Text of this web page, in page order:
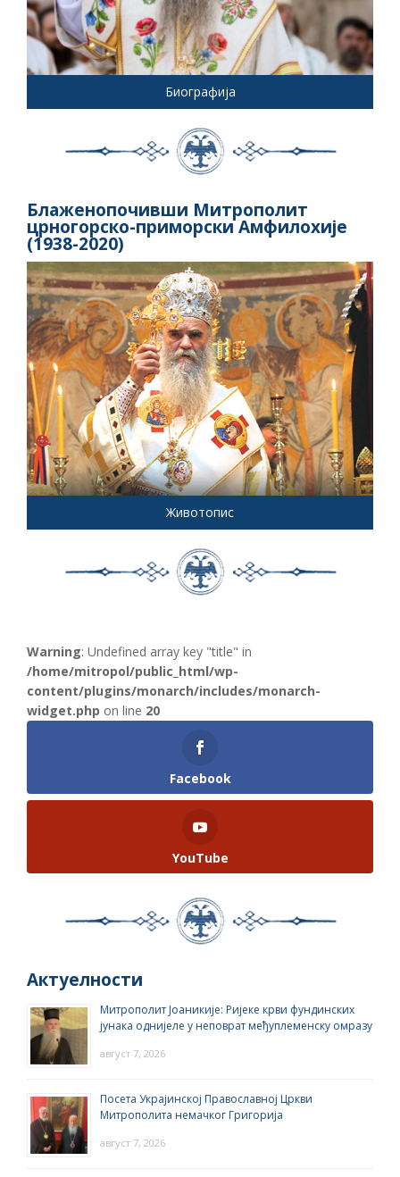
Биографија
Блаженопочивши Митрополит
црногорско-приморски Амфилохије
(1938-2020)
Животопис
Warning: Undefined array key "title" in
/home/mitropol/public_html/wp-
content/plugins/monarch/includes/monarch-
widget.php on line 20
Facebook
YouTube
Актуелности
Митрополит Јоаникије: Ријеке крви фундинских
јунака однијеле у неповрат међуплеменску омразу
август 7, 2026
Посета Украјинској Православној Цркви
Митрополита немачког Григорија
август 7, 2026